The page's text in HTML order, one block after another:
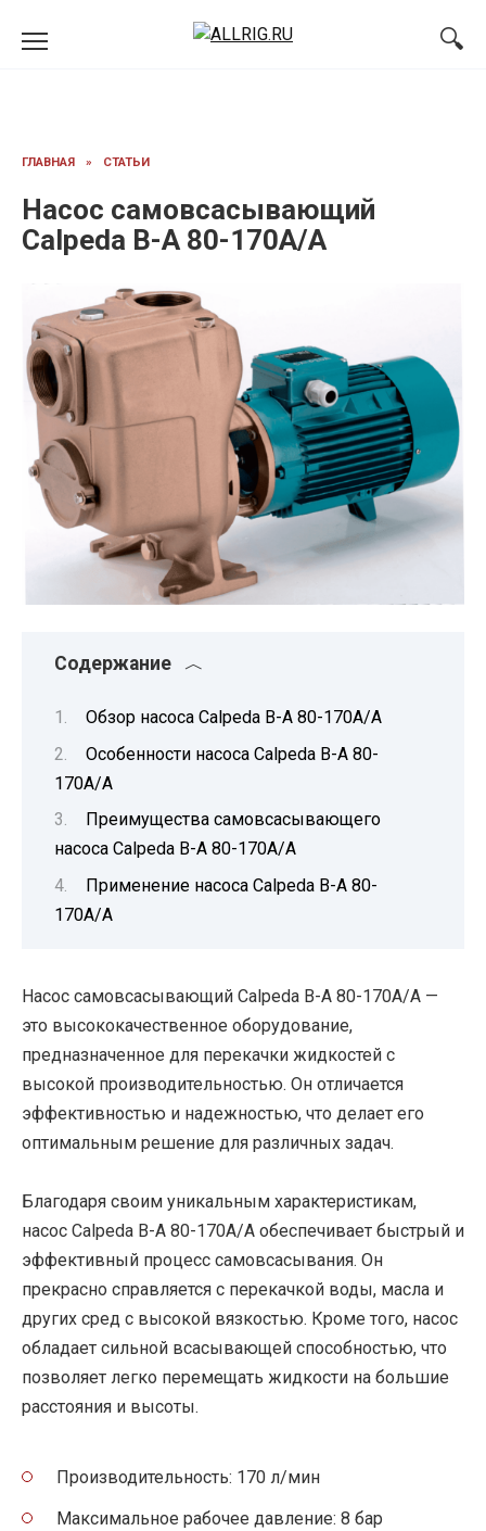
ГЛАВНАЯ » СТАТЬИ
Насос самовсасывающий
Calpeda B-A 80-170A/A
Содержание
Обзор насоса Calpeda B-A 80-170A/A
Особенности насоса Calpeda B-A 80-
170A/A
Преимущества самовсасывающего
насоса Calpeda B-A 80-170A/A
Применение насоса Calpeda B-A 80-
170A/A
Насос самовсасывающий Calpeda B-A 80-170A/A —
это высококачественное оборудование,
предназначенное для перекачки жидкостей с
высокой производительностью. Он отличается
эффективностью и надежностью, что делает его
оптимальным решение для различных задач.
Благодаря своим уникальным характеристикам,
насос Calpeda B-A 80-170A/A обеспечивает быстрый и
эффективный процесс самовсасывания. Он
прекрасно справляется с перекачкой воды, масла и
других сред с высокой вязкостью. Кроме того, насос
обладает сильной всасывающей способностью, что
позволяет легко перемещать жидкости на большие
расстояния и высоты.
Производительность: 170 л/мин
Максимальное рабочее давление: 8 бар